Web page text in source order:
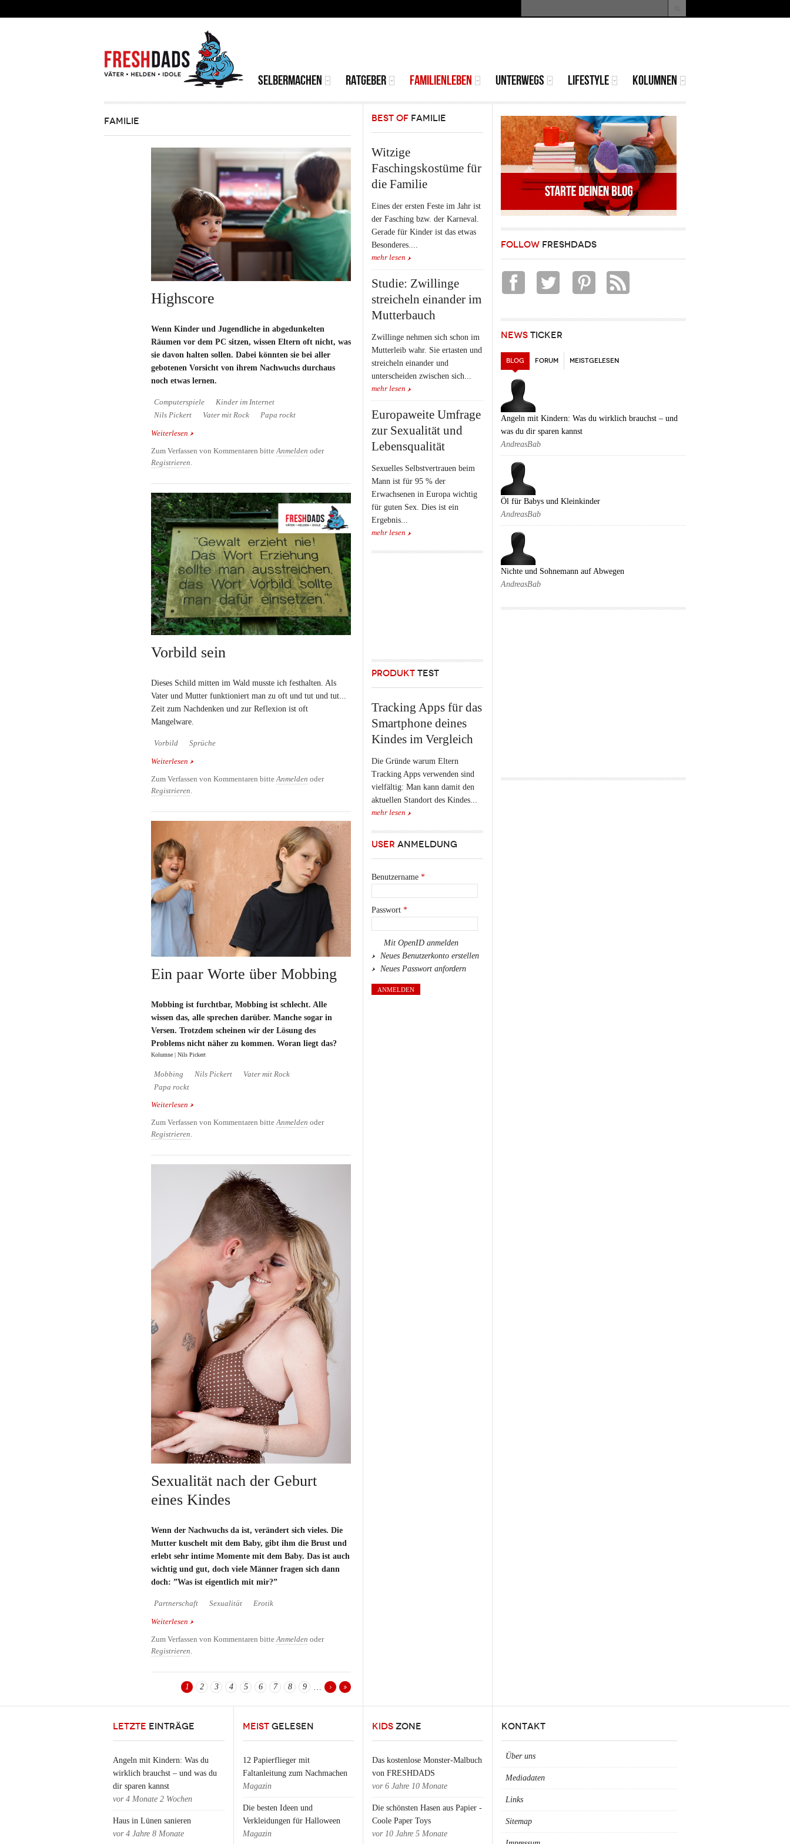
Suchformular
MAINMENU
SELBERMACHEN RATGEBER FAMILIENLEBEN UNTERWEGS LIFESTYLE KOLUMNEN
FAMILIE
Highscore
Wenn Kinder und Jugendliche in abgedunkelten
Räumen vor dem PC sitzen, wissen Eltern oft nicht, was
sie davon halten sollen. Dabei könnten sie bei aller
gebotenen Vorsicht von ihrem Nachwuchs durchaus
noch etwas lernen.
Computerspiele
Kinder im Internet
Nils Pickert
Vater mit Rock Papa rockt
Weiterlesen über Highscore
Zum Verfassen von Kommentaren bitteAnmelden oder
Registrieren.
Vorbild sein
Dieses Schild mitten im Wald musste ich festhalten. Als
Vater und Mutter funktioniert man zu oft und tut und tut...
Zeit zum Nachdenken und zur Reflexion ist oft
Mangelware.
Vorbild Sprüche
Weiterlesen über Vorbild sein
Zum Verfassen von Kommentaren bitteAnmelden oder
Registrieren.
Ein paar Worte über Mobbing
Mobbing ist furchtbar, Mobbing ist schlecht. Alle
wissen das, alle sprechen darüber. Manche sogar in
Versen. Trotzdem scheinen wir der Lösung des
Problems nicht näher zu kommen. Woran liegt das?
Kolumne | Nils Pickert
Mobbing Nils Pickert
Vater mit Rock
Papa rockt
Weiterlesen über Ein paar Worte über Mobbing
Zum Verfassen von Kommentaren bitte Anmelden oder
Registrieren
Sexualität nach der Geburt
eines Kindes
Wenn der Nachwuchs da ist, verändert sich vieles. Die
Mutter kuschelt mit dem Baby, gibt ihm die Brust und
erlebt sehr intime Momente mit dem Baby. Das ist auch
wichtig und gut, doch viele Männer fragen sich dann
doch: ”Was ist eigentlich mit mir?”
Partnerschaft Sexualität Erotik
Weiterlesen über Sexualität nach der Geburt eines Kindes
Zum Verfassen von Kommentaren bitteAnmelden oder
Registrieren.
1 2 3 4 5 6 7 8 9 …
BEST OF FAMILIE
Witzige
Faschingskostüme für
die Familie
Eines der ersten Feste im Jahr ist
der Fasching bzw. der Karneval.
Gerade für Kinder ist das etwas
Besonderes....
mehr lesen
Studie: Zwillinge
streicheln einander im
Mutterbauch
Zwillinge nehmen sich schon im
Mutterleib wahr. Sie ertasten und
streicheln einander und
unterscheiden zwischen sich...
mehr lesen
Europaweite Umfrage
zur Sexualität und
Lebensqualität
Sexuelles Selbstvertrauen beim
Mann ist für 95 % der
Erwachsenen in Europa wichtig
für guten Sex. Dies ist ein
Ergebnis...
mehr lesen
PRODUKT TEST
Tracking Apps für das
Smartphone deines
Kindes im Vergleich
Die Gründe warum Eltern
Tracking Apps verwenden sind
vielfältig: Man kann damit den
aktuellen Standort des Kindes...
mehr lesen
USER ANMELDUNG
Benutzername *
Passwort *
Mit OpenID anmelden
Neues Benutzerkonto erstellen
Neues Passwort anfordern
FOLLOW FRESHDADS
NEWS TICKER
BLOG (AKTIVER REITER)
FORUM MEISTGELESEN
Angeln mit Kindern: Was du wirklich brauchst – und
was du dir sparen kannst
AndreasBab
Öl für Babys und Kleinkinder
AndreasBab
Nichte und Sohnemann auf Abwegen
AndreasBab
LETZTE EINTRÄGE
Angeln mit Kindern: Was du
wirklich brauchst – und was du
dir sparen kannst
vor 4 Monate 2 Wochen
Haus in Lünen sanieren
vor 4 Jahre 8 Monate
MEIST GELESEN
12 Papierflieger mit
Faltanleitung zum Nachmachen
Magazin
Die besten Ideen und
Verkleidungen für Halloween
Magazin
KIDS ZONE
Das kostenlose Monster-Malbuch
von FRESHDADS
vor 6 Jahre 10 Monate
Die schönsten Hasen aus Papier -
Coole Paper Toys
vor 10 Jahre 5 Monate
KONTAKT
Über uns
Mediadaten
Links
Sitemap